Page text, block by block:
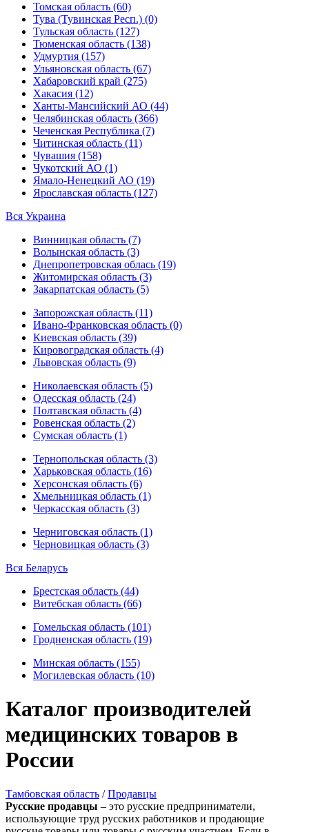
Томская область (60)
Тува (Тувинская Респ.) (0)
Тульская область (127)
Тюменская область (138)
Удмуртия (157)
Ульяновская область (67)
Хабаровский край (275)
Хакасия (12)
Ханты-Мансийский АО (44)
Челябинская область (366)
Чеченская Республика (7)
Читинская область (11)
Чувашия (158)
Чукотский АО (1)
Ямало-Ненецкий АО (19)
Ярославская область (127)
Вся Украина
Винницкая область (7)
Волынская область (3)
Днепропетровская облась (19)
Житомирская область (3)
Закарпатская область (5)
Запорожская область (11)
Ивано-Франковская область (0)
Киевская область (39)
Кировоградская область (4)
Львовская область (9)
Николаевская область (5)
Одесская область (24)
Полтавская область (4)
Ровенская область (2)
Сумская область (1)
Тернопольская область (3)
Харьковская область (16)
Херсонская область (6)
Хмельницкая область (1)
Черкасская область (3)
Черниговская область (1)
Черновицкая область (3)
Вся Беларусь
Брестская область (44)
Витебская область (66)
Гомельская область (101)
Гродненская область (19)
Минская область (155)
Могилевская область (10)
Каталог производителей
медицинских товаров в
России
Тамбовская область /Продавцы
Русские продавцы – это русские предприниматели,
использующие труд русских работников и продающие